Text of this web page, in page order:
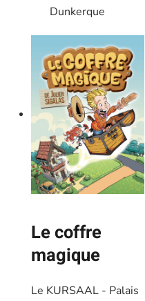
Dunkerque
Le coffre
magique
Le KURSAAL - Palais